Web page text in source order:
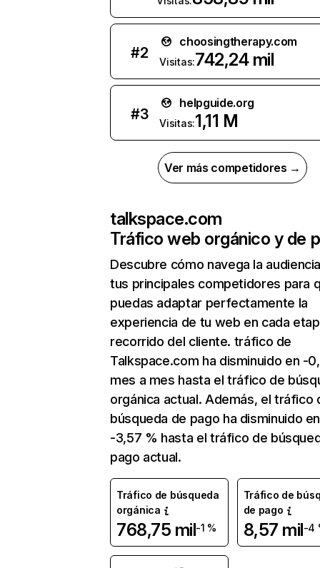
#2
choosingtherapy.com
Visitas:742,24 mil
#3
helpguide.org
Visitas:1,11 M
Ver más competidores →
talkspace.com
Tráfico web orgánico y de
Descubre cómo navega la
tus principales competidores para
puedas adaptar perfectamente la
experiencia de tu web en cada
recorrido del cliente. tráfico de
Talkspace.com ha disminuido en -
mes a mes hasta el tráfico de
orgánica actual. Además, el tráfico
búsqueda de pago ha disminuido en
-3,57 % hasta el tráfico de
pago actual.
Tráfico de búsqueda
orgánica
768,75 mil-1 %
Tráfico de
de pago
8,57 mil-4